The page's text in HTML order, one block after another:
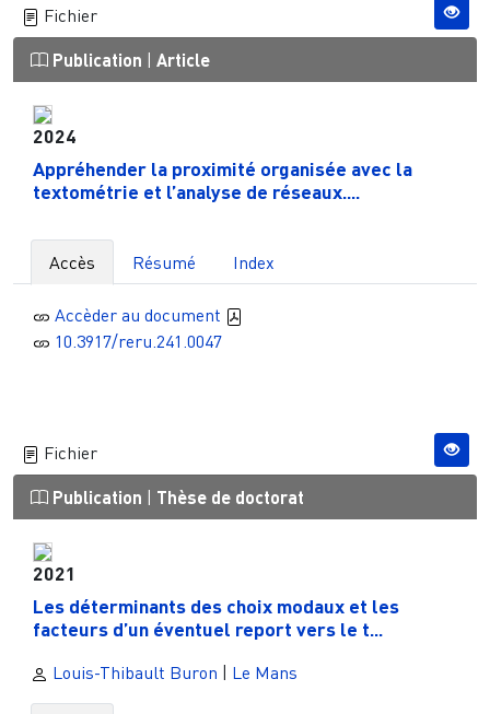
Fichier
Publication Article
2024
Appréhender la proximité organisée avec la
textométrie et l’analyse de réseaux....
Accès Résumé Index
Accèder au document
10.3917/reru.241.0047
Fichier
Publication Thèse de doctorat
2021
Les déterminants des choix modaux et les
facteurs d’un éventuel report vers le t...
Louis-Thibault Buron Le Mans